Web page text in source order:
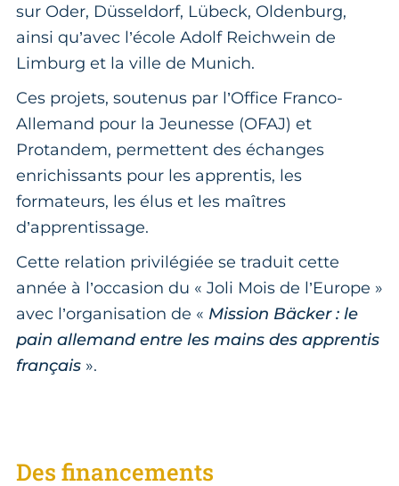
sur Oder, Düsseldorf, Lübeck, Oldenburg,
ainsi qu’avec l’école Adolf Reichwein de
Limburg et la ville de Munich.
Ces projets, soutenus par l’Office Franco-
Allemand pour la Jeunesse (OFAJ) et
Protandem, permettent des échanges
enrichissants pour les apprentis, les
formateurs, les élus et les maîtres
d’apprentissage.
Cette relation privilégiée se traduit cette
année à l’occasion du « Joli Mois de l’Europe »
avec l’organisation de « Mission Bäcker : le
pain allemand entre les mains des apprentis
français ».
Des financements